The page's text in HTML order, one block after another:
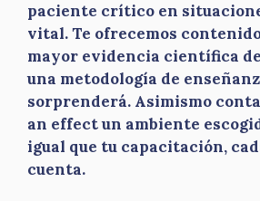
paciente crítico en
vital. Te ofrecemos
mayor evidencia científica
una metodología de
sorprenderá. Asimismo
an effect un ambiente
igual que tu capacitación,
cuenta.